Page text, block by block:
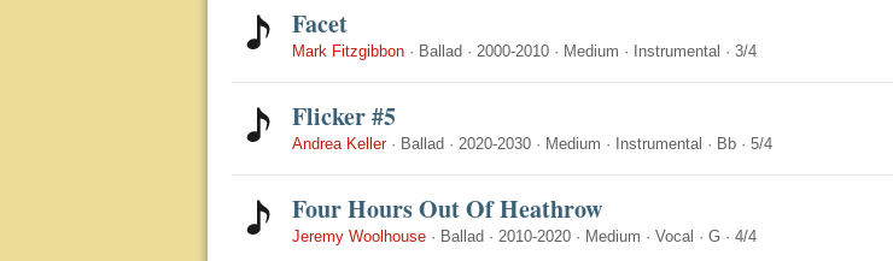
Facet
Mark Fitzgibbon · Ballad · 2000-2010 · Medium · Instrumental · 3/4
Flicker #5
Andrea Keller· Ballad · 2020-2030 · Medium · Instrumental · Bb · 5/4
Four Hours Out Of Heathrow
Jeremy Woolhouse · Ballad · 2010-2020 · Medium · Vocal · G · 4/4